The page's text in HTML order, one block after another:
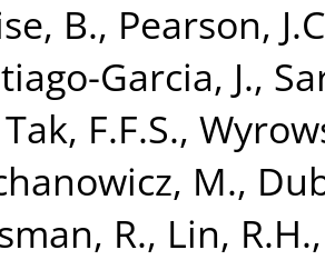
B., Pearson,
Garcia, J.,
F.F.S.,
M.,
R., Lin, R.H.